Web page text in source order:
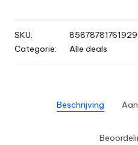
SKU:
Categorie:
Alle deals
Beschrijving